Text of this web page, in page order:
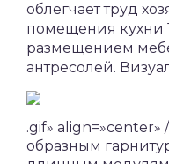
облегчает труд
помещения кухни
размещением
антресолей.
.gif»
образным